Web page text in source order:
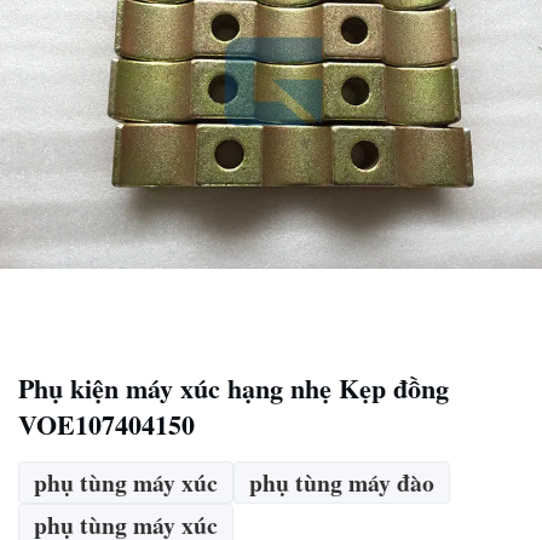
Phụ kiện máy xúc hạng nhẹ Kẹp đồng
VOE107404150
phụ tùng máy xúc
phụ tùng máy đào
phụ tùng máy xúc